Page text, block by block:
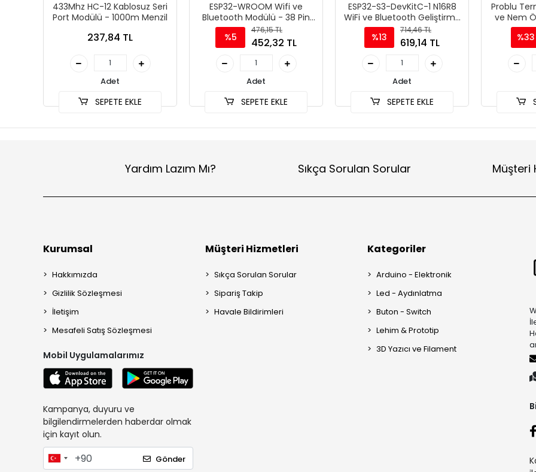
433Mhz HC-12 Kablosuz Seri
Port Modülü - 1000m Menzil
237,84 TL
Adet
SEPETE EKLE
ESP32-WROOM Wifi ve
Bluetooth Modülü - 38 Pin
Type C
%5
476,15 TL
452,32 TL
Adet
SEPETE EKLE
ESP32-S3-DevKitC-1 N16R8
WiFi ve Bluetooth Geliştirme
Kartı
%13
714,46 TL
619,14 TL
Adet
SEPETE EKLE
Problu
ve Nem
%33
Yardım Lazım Mı? Sıkça Sorulan Sorular Müşteri
Kurumsal
Hakkımızda
Gizlilik Sözleşmesi
İletişim
Mesafeli Satış Sözleşmesi
Mobil Uygulamalarımız
Kampanya, duyuru ve
bilgilendirmelerden haberdar olmak
için kayıt olun.
Gönder
Müşteri Hizmetleri
Sıkça Sorulan Sorular
Sipariş Takip
Havale Bildirimleri
Kategoriler
Arduino - Elektronik
Led - Aydınlatma
Buton - Switch
Lehim & Prototip
3D Yazıcı ve Filament